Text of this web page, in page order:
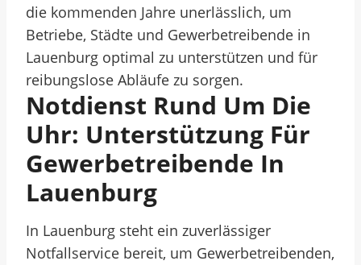
die kommenden Jahre unerlässlich, um
Betriebe, Städte und Gewerbetreibende in
Lauenburg optimal zu unterstützen und für
reibungslose Abläufe zu sorgen.
Notdienst Rund Um Die
Uhr: Unterstützung Für
Gewerbetreibende In
Lauenburg
In Lauenburg steht ein zuverlässiger
Notfallservice bereit, um Gewerbetreibenden,